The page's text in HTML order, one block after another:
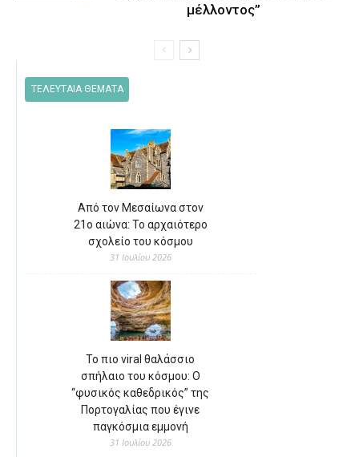
μέλλοντος’’
ΤΕΛΕΥΤΑΙΑ ΘΕΜΑΤΑ
Από τον Μεσαίωνα στον
21ο αιώνα: Το αρχαιότερο
σχολείο του κόσμου
31 Ιουλίου 2026
Το πιο viral θαλάσσιο
σπήλαιο του κόσμου: Ο
“φυσικός καθεδρικός” της
Πορτογαλίας που έγινε
παγκόσμια εμμονή
31 Ιουλίου 2026